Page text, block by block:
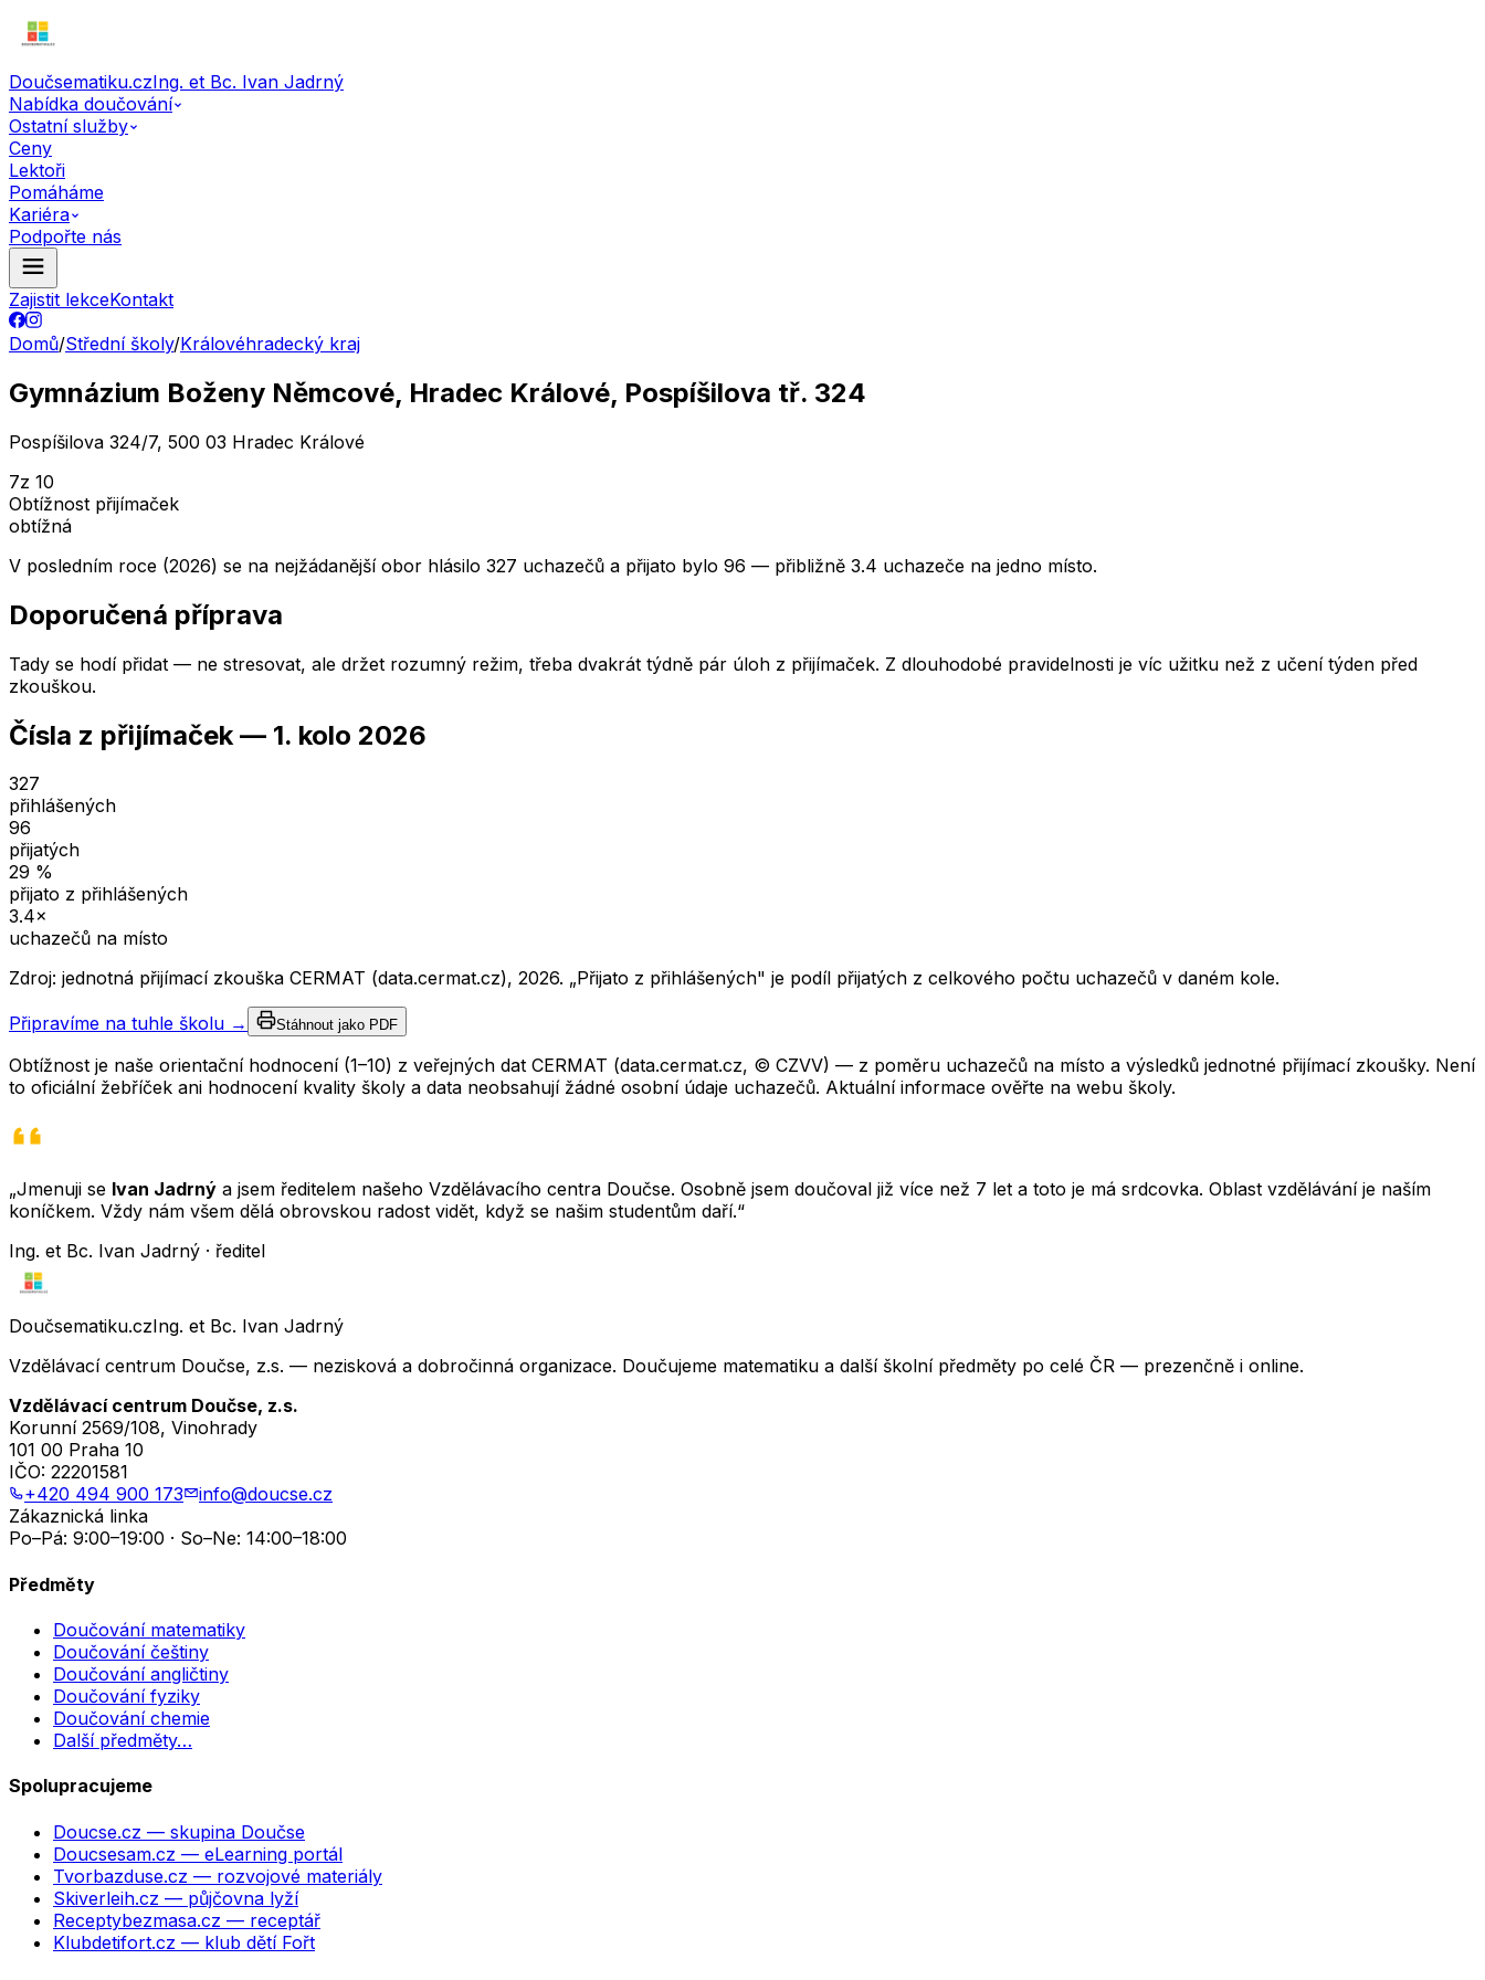
Doučsematiku.czIng. et Bc. Ivan Jadrný
Nabídka doučování
Ostatní služby
Ceny
Lektoři
Pomáháme
Kariéra
Podpořte nás
Zajistit lekceKontakt
Domů/Střední školy/Královéhradecký kraj
Gymnázium Boženy Němcové, Hradec Králové, Pospíšilova tř. 324
Pospíšilova 324/7, 500 03 Hradec Králové
7z 10
Obtížnost přijímaček
obtížná
V posledním roce (2026) se na nejžádanější obor hlásilo 327 uchazečů a přijato bylo 96 — přibližně 3.4 uchazeče na jedno místo.
Doporučená příprava
Tady se hodí přidat — ne stresovat, ale držet rozumný režim, třeba dvakrát týdně pár úloh z přijímaček. Z dlouhodobé pravidelnosti je víc užitku než z učení týden před
zkouškou.
Čísla z přijímaček — 1. kolo 2026
327
přihlášených
96
přijatých
29 %
přijato z přihlášených
3.4×
uchazečů na místo
Zdroj: jednotná přijímací zkouška CERMAT (data.cermat.cz), 2026. „Přijato z přihlášených" je podíl přijatých z celkového počtu uchazečů v daném kole.
Připravíme na tuhle školu → Stáhnout jako PDF
Obtížnost je naše orientační hodnocení (1–10) z veřejných dat CERMAT (data.cermat.cz, © CZVV) — z poměru uchazečů na místo a výsledků jednotné přijímací zkoušky. Není
to oficiální žebříček ani hodnocení kvality školy a data neobsahují žádné osobní údaje uchazečů. Aktuální informace ověřte na webu školy.
„Jmenuji se Ivan Jadrný a jsem ředitelem našeho Vzdělávacího centra Doučse. Osobně jsem doučoval již více než 7 let a toto je má srdcovka. Oblast vzdělávání je naším
koníčkem. Vždy nám všem dělá obrovskou radost vidět, když se našim studentům daří.“
Ing. et Bc. Ivan Jadrný · ředitel
Doučsematiku.czIng. et Bc. Ivan Jadrný
Vzdělávací centrum Doučse, z.s. — nezisková a dobročinná organizace. Doučujeme matematiku a další školní předměty po celé ČR — prezenčně i online.
Vzdělávací centrum Doučse, z.s.
Korunní 2569/108, Vinohrady
101 00 Praha 10
IČO: 22201581
+420 494 900 173
info@doucse.cz
Zákaznická linka
Po–Pá: 9:00–19:00 · So–Ne: 14:00–18:00
Předměty
Doučování matematiky
Doučování češtiny
Doučování angličtiny
Doučování fyziky
Doučování chemie
Další předměty…
Spolupracujeme
Doucse.cz — skupina Doučse
Doucsesam.cz — eLearning portál
Tvorbazduse.cz — rozvojové materiály
Skiverleih.cz — půjčovna lyží
Receptybezmasa.cz — receptář
Klubdetifort.cz — klub dětí Fořt